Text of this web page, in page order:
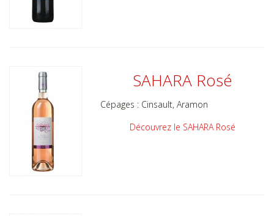
SAHARA Rosé
Cépages : Cinsault, Aramon
Découvrez le SAHARA Rosé